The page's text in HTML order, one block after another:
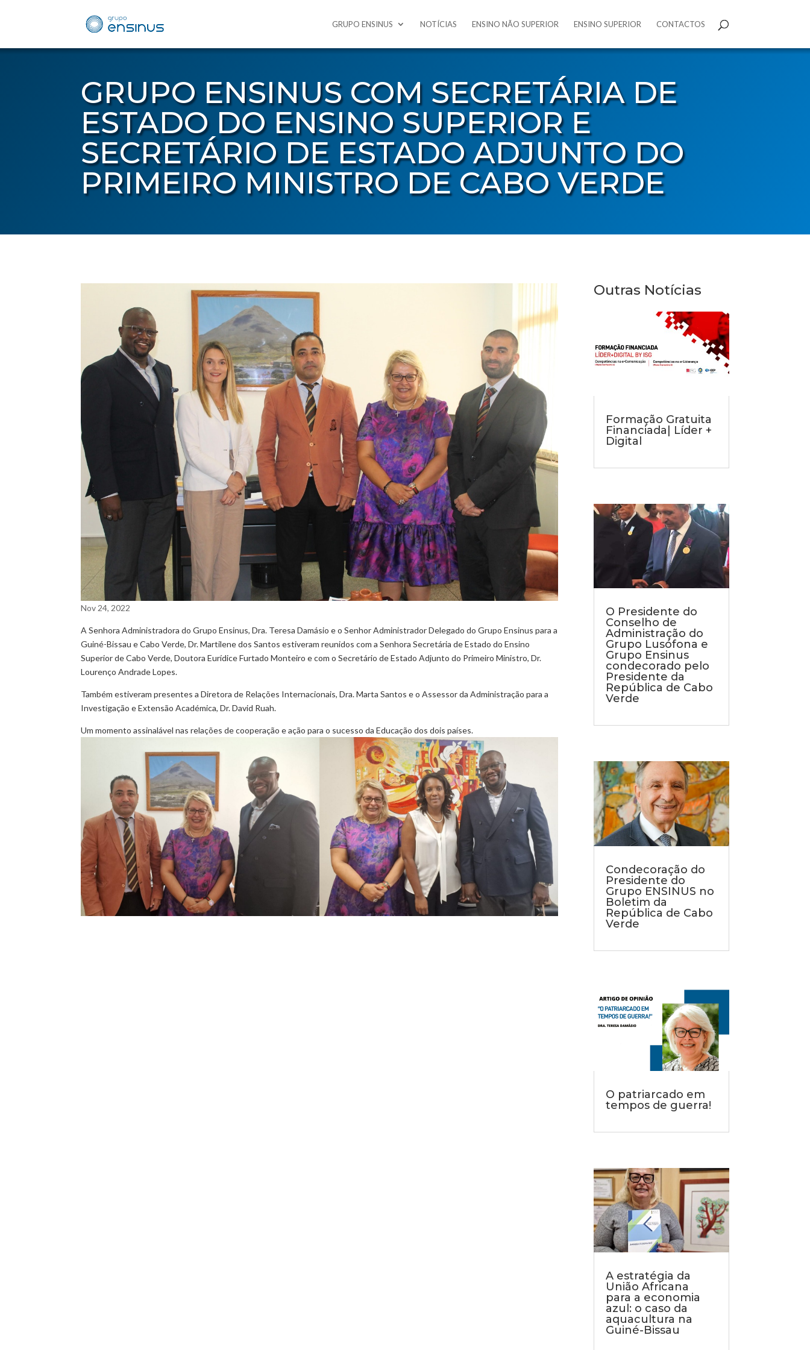
GRUPO ENSINUS NOTÍCIAS ENSINO NÃO SUPERIOR ENSINO SUPERIOR CONTACTOS
GRUPO ENSINUS COM SECRETÁRIA DE
ESTADO DO ENSINO SUPERIOR E
SECRETÁRIO DE ESTADO ADJUNTO DO
PRIMEIRO MINISTRO DE CABO VERDE
Nov 24, 2022
A Senhora Administradora do Grupo Ensinus, Dra. Teresa Damásio e o Senhor Administrador Delegado do Grupo Ensinus para a
Guiné-Bissau e Cabo Verde, Dr. Martilene dos Santos estiveram reunidos com a Senhora Secretária de Estado do Ensino
Superior de Cabo Verde, Doutora Eurídice Furtado Monteiro e com o Secretário de Estado Adjunto do Primeiro Ministro, Dr.
Lourenço Andrade Lopes.
Também estiveram presentes a Diretora de Relações Internacionais, Dra. Marta Santos e o Assessor da Administração para a
Investigação e Extensão Académica, Dr. David Ruah.
Um momento assinalável nas relações de cooperação e ação para o sucesso da Educação dos dois países.
Outras Notícias
Formação Gratuita
Financiada| Líder +
Digital
O Presidente do
Conselho de
Administração do
Grupo Lusófona e
Grupo Ensinus
condecorado pelo
Presidente da
República de Cabo
Verde
Condecoração do
Presidente do
Grupo ENSINUS no
Boletim da
República de Cabo
Verde
O patriarcado em
tempos de guerra!
A estratégia da
União Africana
para a economia
azul: o caso da
aquacultura na
Guiné-Bissau